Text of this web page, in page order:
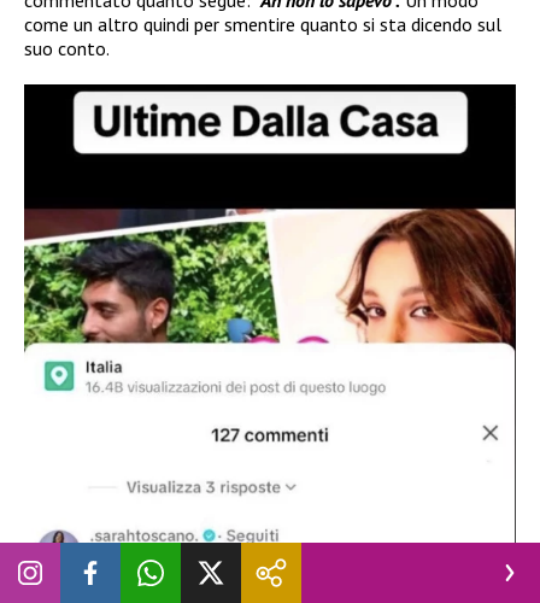
come un altro quindi per smentire quanto si sta dicendo sul
suo conto.